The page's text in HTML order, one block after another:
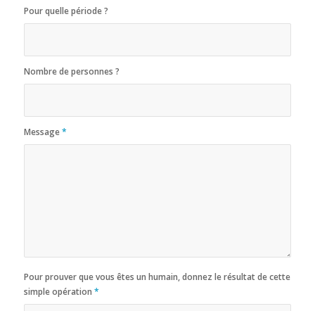
Pour quelle période ?
Nombre de personnes ?
Message*
Pour prouver que vous êtes un humain, donnez le résultat de cette
simple opération *